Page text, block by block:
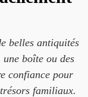
belles antiquités
boîte ou des
confiance pour
familiaux.